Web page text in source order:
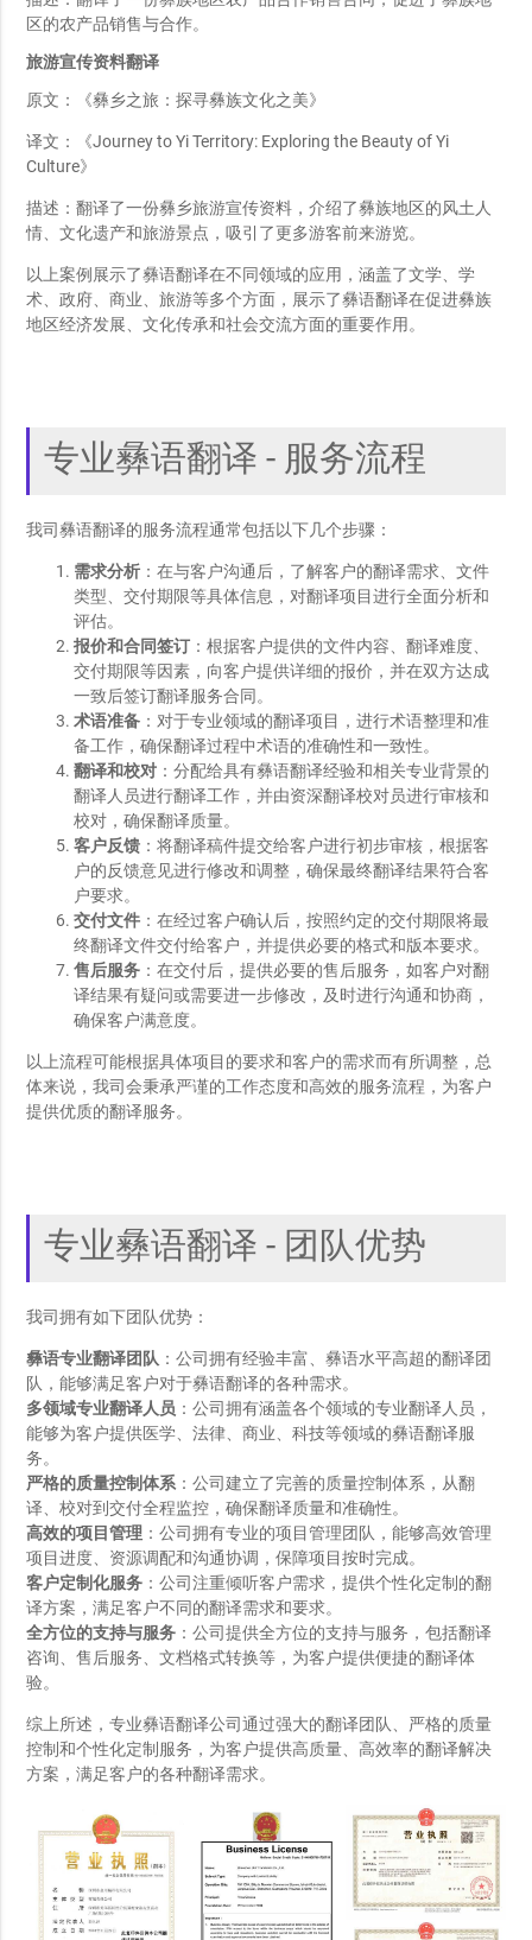
区的农产品销售与合作。
旅游宣传资料翻译
原文：《彝乡之旅：探寻彝族文化之美》
译文：《Journey to Yi Territory: Exploring the Beauty of Yi
Culture》
描述：翻译了一份彝乡旅游宣传资料，介绍了彝族地区的风土人
情、文化遗产和旅游景点，吸引了更多游客前来游览。
以上案例展示了彝语翻译在不同领域的应用，涵盖了文学、学
术、政府、商业、旅游等多个方面，展示了彝语翻译在促进彝族
地区经济发展、文化传承和社会交流方面的重要作用。
专业彝语翻译 - 服务流程
我司彝语翻译的服务流程通常包括以下几个步骤：
需求分析 ：在与客户沟通后，了解客户的翻译需求、文件
类型、交付期限等具体信息，对翻译项目进行全面分析和
评估。
报价和合同签订
：根据客户提供的文件内容、翻译难度、
交付期限等因素，向客户提供详细的报价，并在双方达成
一致后签订翻译服务合同。
术语准备 ：对于专业领域的翻译项目，进行术语整理和准
备工作，确保翻译过程中术语的准确性和一致性。
翻译和校对 ：分配给具有彝语翻译经验和相关专业背景的
翻译人员进行翻译工作，并由资深翻译校对员进行审核和
校对，确保翻译质量。
客户反馈 ：将翻译稿件提交给客户进行初步审核，根据客
户的反馈意见进行修改和调整，确保最终翻译结果符合客
户要求。
交付文件 ：在经过客户确认后，按照约定的交付期限将最
终翻译文件交付给客户，并提供必要的格式和版本要求。
售后服务 ：在交付后，提供必要的售后服务，如客户对翻
译结果有疑问或需要进一步修改，及时进行沟通和协商，
确保客户满意度。
以上流程可能根据具体项目的要求和客户的需求而有所调整，总
体来说，我司会秉承严谨的工作态度和高效的服务流程，为客户
提供优质的翻译服务。
专业彝语翻译 - 团队优势
我司拥有如下团队优势：
彝语专业翻译团队 ：公司拥有经验丰富、彝语水平高超的翻译团
队，能够满足客户对于彝语翻译的各种需求。
多领域专业翻译人员 ：公司拥有涵盖各个领域的专业翻译人员，
能够为客户提供医学、法律、商业、科技等领域的彝语翻译服
务。
严格的质量控制体系：公司建立了完善的质量控制体系，从翻
译、校对到交付全程监控，确保翻译质量和准确性。
高效的项目管理 ：公司拥有专业的项目管理团队，能够高效管理
项目进度、资源调配和沟通协调，保障项目按时完成。
客户定制化服务 ：公司注重倾听客户需求，提供个性化定制的翻
译方案，满足客户不同的翻译需求和要求。
全方位的支持与服务 ：公司提供全方位的支持与服务，包括翻译
咨询、售后服务、文档格式转换等，为客户提供便捷的翻译体
验。
综上所述，专业彝语翻译公司通过强大的翻译团队、严格的质量
控制和个性化定制服务，为客户提供高质量、高效率的翻译解决
方案，满足客户的各种翻译需求。